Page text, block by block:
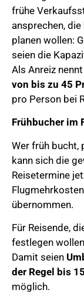
frühe
ansprechen,
planen wollen:
seien die
Als Anreiz
von bis zu 45
pro Person bei
Frühbucher im
Wer früh bucht,
kann sich die
Reisetermine
übernommen.
Für Reisende,
festlegen
Damit seien
der Regel bis
möglich.